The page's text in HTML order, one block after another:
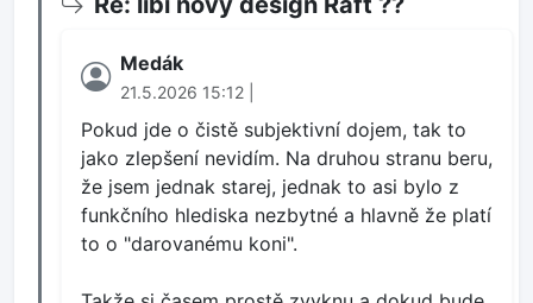
Medák
21.5.2026 15:12 |
Pokud jde o čistě subjektivní dojem, tak to
jako zlepšení nevidím. Na druhou stranu beru,
že jsem jednak starej, jednak to asi bylo z
funkčního hlediska nezbytné a hlavně že platí
to o "darovanému koni".